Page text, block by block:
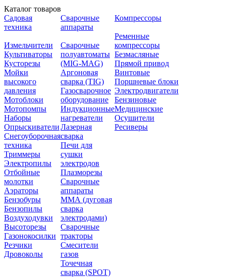
Каталог товаров
Садовая
техника
Измельчители
Культиваторы
Кусторезы
Мойки
высокого
давления
Мотоблоки
Мотопомпы
Наборы
Опрыскиватели
Снегоуборочная
техника
Триммеры
Электропилы
Отбойные
молотки
Аэраторы
Бензобуры
Бензопилы
Воздуходувки
Высоторезы
Газонокосилки
Резчики
Дровоколы
Сварочные
аппараты
Сварочные
полуавтоматы
(MIG-MAG)
Аргоновая
сварка (TIG)
Газосварочное
оборудование
Индукционные
нагреватели
Лазерная
сварка
Печи для
сушки
электродов
Плазморезы
Сварочные
аппараты
ММА (дуговая
сварка
электродами)
Сварочные
тракторы
Смесители
газов
Точечная
сварка (SPOT)
Компрессоры
Ременные
компрессоры
Безмасляные
Прямой привод
Винтовые
Поршневые блоки
Электродвигатели
Бензиновые
Медицинские
Осушители
Ресиверы